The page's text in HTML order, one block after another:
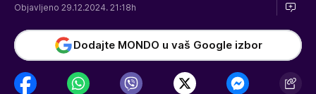
Objavljeno 29.12.2024. 21:18h
Dodajte MONDO u vaš Google izbor